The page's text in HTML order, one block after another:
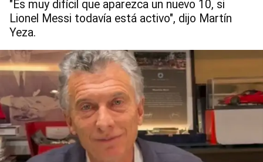
"Es muy difícil que aparezca un nuevo 10, si
Lionel Messi todavía está activo", dijo Martín
Yeza.